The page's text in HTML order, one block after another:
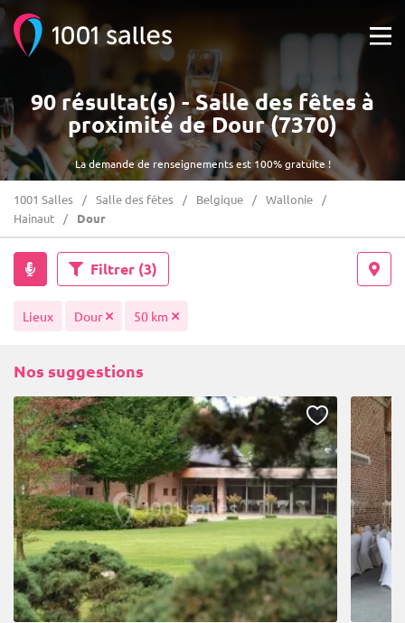
La demande de renseignements est 100% gratuite !
90 résultat(s) - Salle des fêtes à
proximité de Dour (7370)
1001 Salles Salle des fêtes Belgique
Wallonie
Hainaut
Dour
Filtrer (3)
Lieux Dour 50 km
Nos suggestions